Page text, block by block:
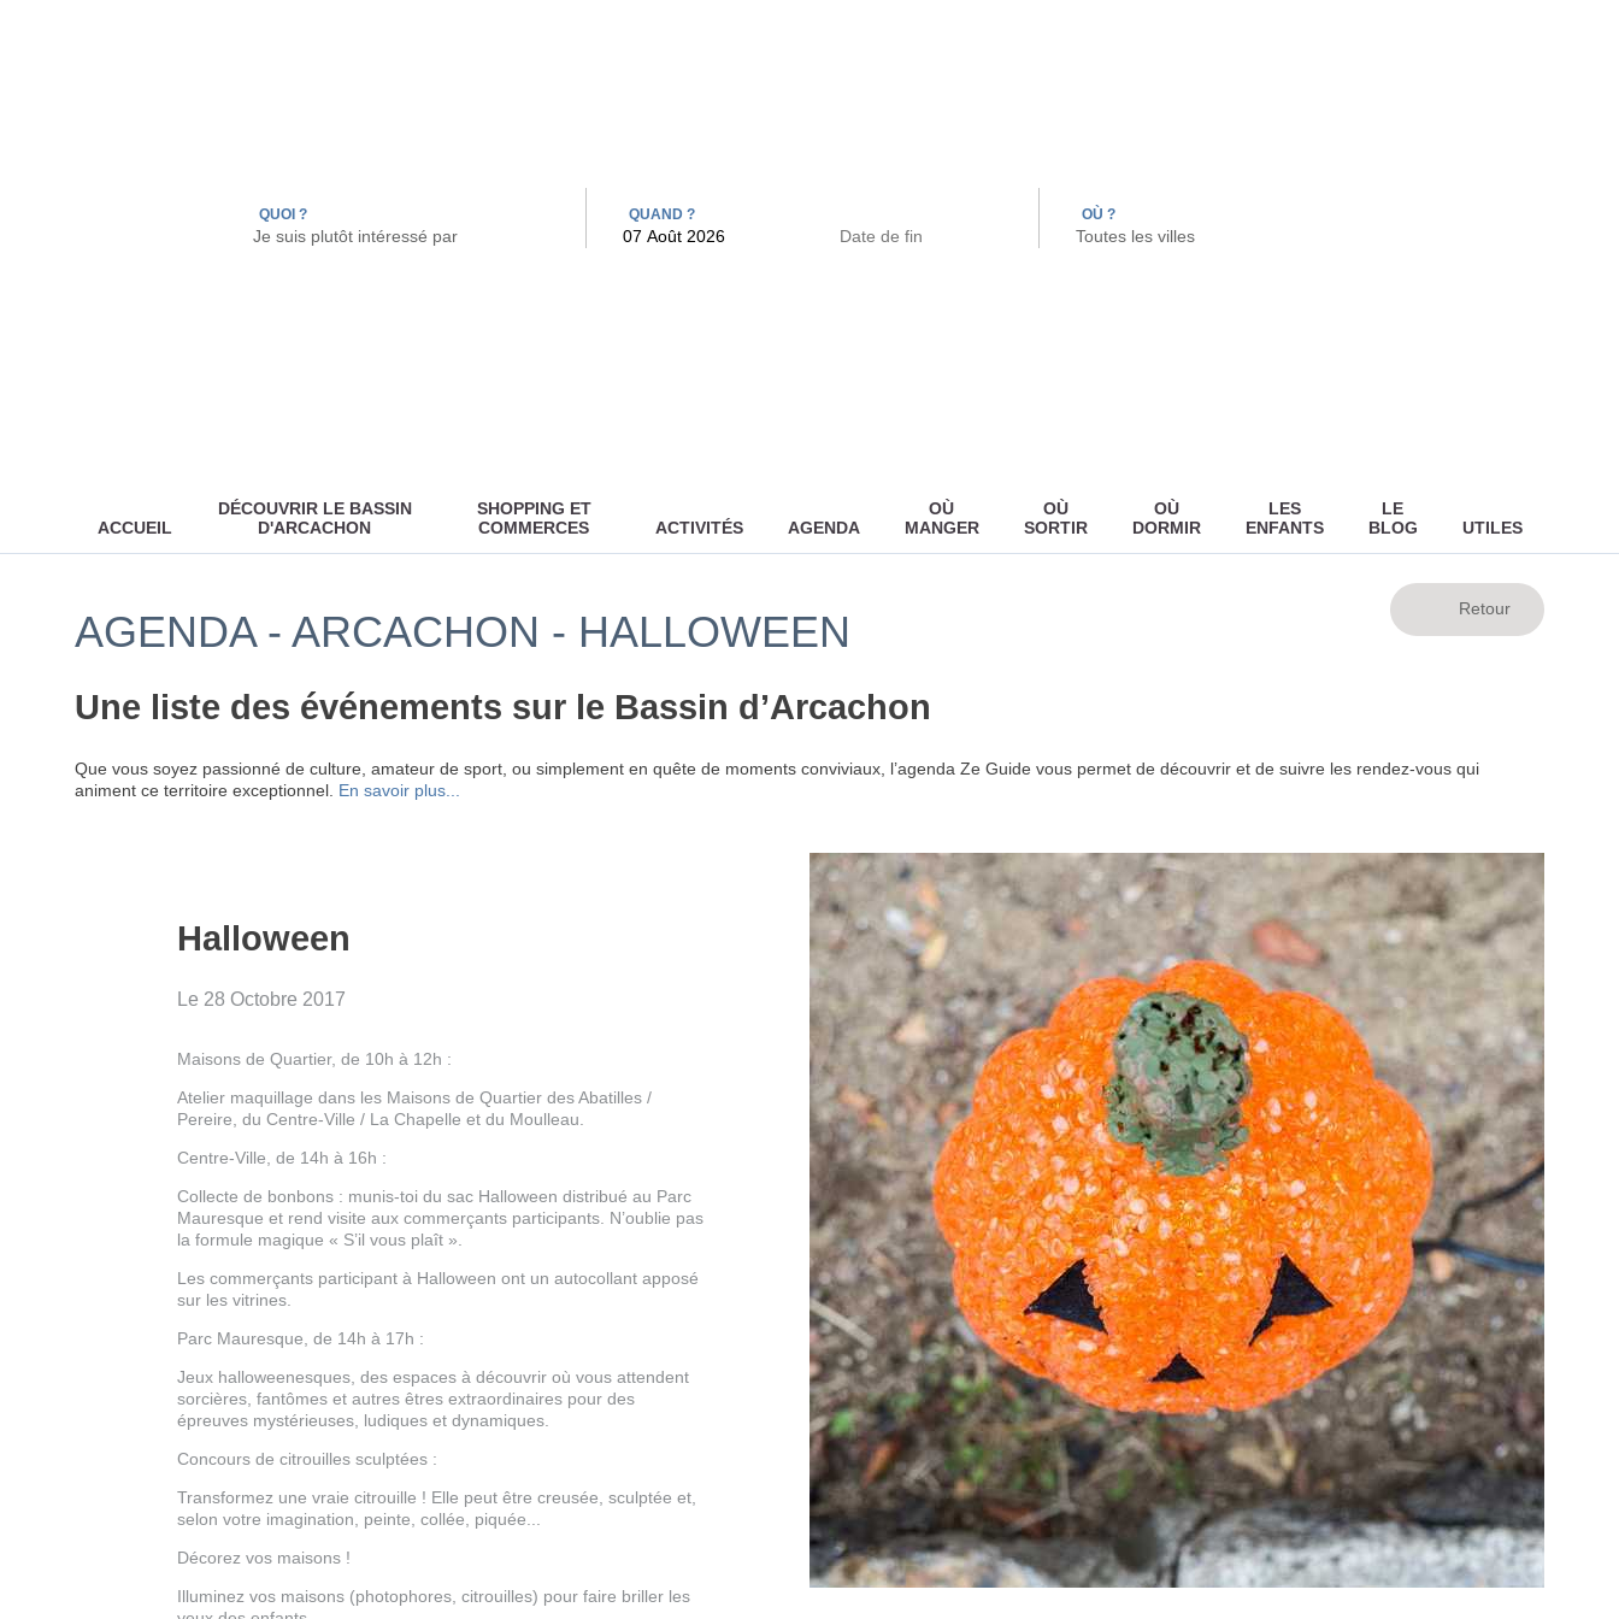
QUOI ? QUAND ? OÙ ?
ACCUEIL
DÉCOUVRIR LE BASSIN
D'ARCACHON
SHOPPING ET
COMMERCES
ACTIVITÉS AGENDA
OÙ
MANGER
OÙ
SORTIR
OÙ
DORMIR
LES
ENFANTS
LE
BLOG
UTILES
AGENDA - ARCACHON - HALLOWEEN
Une liste des événements sur le Bassin d’Arcachon
Que vous soyez passionné de culture, amateur de sport, ou simplement en quête de moments conviviaux, l’agenda Ze Guide vous permet de découvrir et de suivre les rendez-vous qui
animent ce territoire exceptionnel. En savoir plus...
Halloween
Le 28 Octobre 2017
Maisons de Quartier, de 10h à 12h :
Atelier maquillage dans les Maisons de Quartier des Abatilles /
Pereire, du Centre-Ville / La Chapelle et du Moulleau.
Centre-Ville, de 14h à 16h :
Collecte de bonbons : munis-toi du sac Halloween distribué au Parc
Mauresque et rend visite aux commerçants participants. N’oublie pas
la formule magique « S’il vous plaît ».
Les commerçants participant à Halloween ont un autocollant apposé
sur les vitrines.
Parc Mauresque, de 14h à 17h :
Jeux halloweenesques, des espaces à découvrir où vous attendent
sorcières, fantômes et autres êtres extraordinaires pour des
épreuves mystérieuses, ludiques et dynamiques.
Concours de citrouilles sculptées :
Transformez une vraie citrouille ! Elle peut être creusée, sculptée et,
selon votre imagination, peinte, collée, piquée...
Décorez vos maisons !
Illuminez vos maisons (photophores, citrouilles) pour faire briller les